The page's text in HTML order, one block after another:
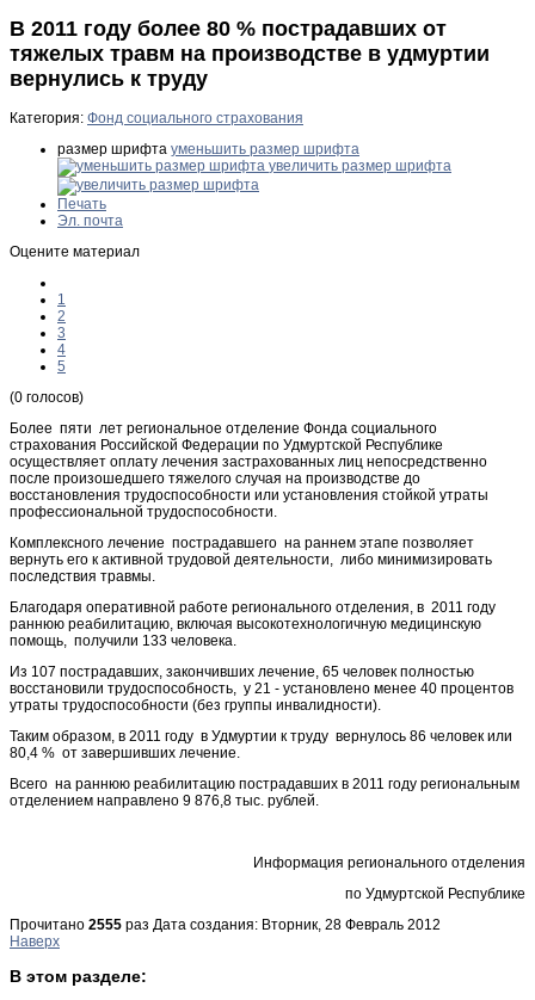
В 2011 году более 80 % пострадавших от
тяжелых травм на производстве в удмуртии
вернулись к труду
Категория: Фонд социального страхования
размер шрифта уменьшить размер шрифта
увеличить размер шрифта
Печать
Эл. почта
Оцените материал
1
2
3
4
5
(0 голосов)
Более пяти лет региональное отделение Фонда социального
страхования Российской Федерации по Удмуртской Республике
осуществляет оплату лечения застрахованных лиц непосредственно
после произошедшего тяжелого случая на производстве до
восстановления трудоспособности или установления стойкой утраты
профессиональной трудоспособности.
Комплексного лечение пострадавшего на раннем этапе позволяет
вернуть его к активной трудовой деятельности, либо минимизировать
последствия травмы.
Благодаря оперативной работе регионального отделения, в 2011 году
раннюю реабилитацию, включая высокотехнологичную медицинскую
помощь, получили 133 человека.
Из 107 пострадавших, закончивших лечение, 65 человек полностью
восстановили трудоспособность, у 21 - установлено менее 40 процентов
утраты трудоспособности (без группы инвалидности).
Таким образом, в 2011 году в Удмуртии к труду вернулось 86 человек или
80,4 % от завершивших лечение.
Всего на раннюю реабилитацию пострадавших в 2011 году региональным
отделением направлено 9 876,8 тыс. рублей.
Информация регионального отделения
по Удмуртской Республике
Прочитано 2555 раз Дата создания: Вторник, 28 Февраль 2012
Наверх
В этом разделе: